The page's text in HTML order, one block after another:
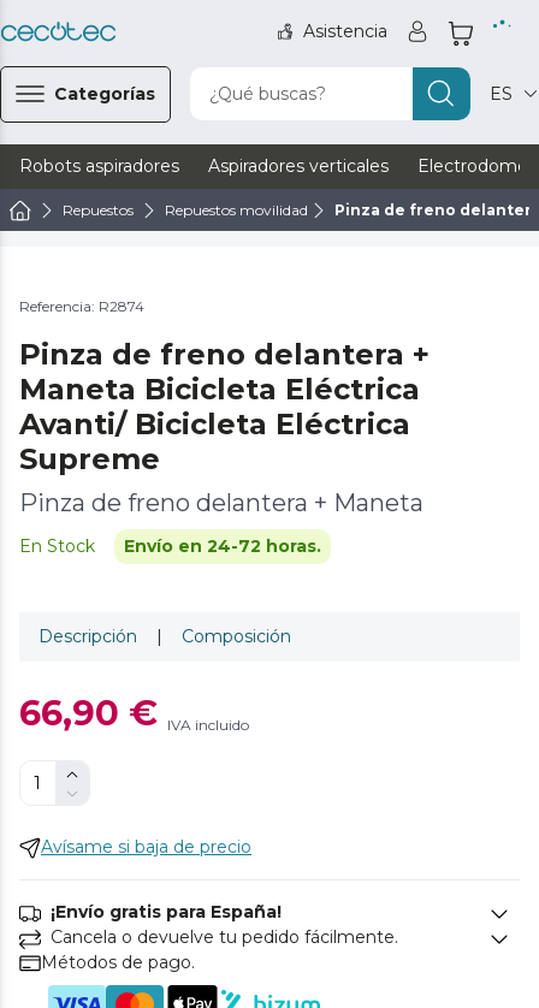
Asistencia
Categorías ¿Qué buscas? ES
Robots aspiradores Aspiradores verticales
Repuestos Repuestos movilidad Pinza de freno
Referencia: R2874
Pinza de freno delantera +
Maneta Bicicleta Eléctrica
Avanti/ Bicicleta Eléctrica
Supreme
Pinza de freno delantera + Maneta
En Stock Envío en 24-72 horas.
Descripción | Composición
66,90 € IVA incluido
Avísame si baja de precio
¡Envío gratis para España!
Cancela o devuelve tu pedido fácilmente.
Métodos de pago.